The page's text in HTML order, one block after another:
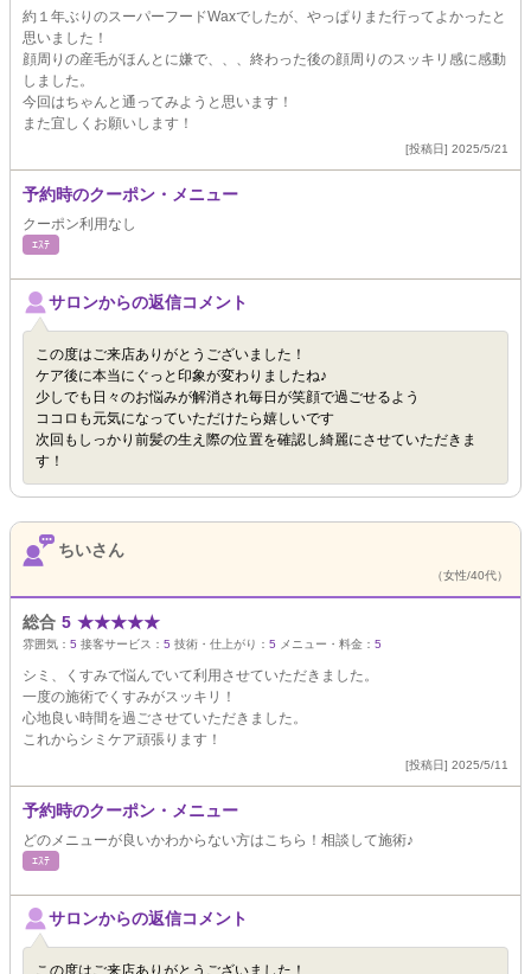
約１年ぶりのスーパーフードWaxでしたが、やっぱりまた行ってよかったと
思いました！
顔周りの産毛がほんとに嫌で、、、終わった後の顔周りのスッキリ感に感動
しました。
今回はちゃんと通ってみようと思います！
また宜しくお願いします！
[投稿日] 2025/5/21
予約時のクーポン・メニュー
クーポン利用なし
ｴｽﾃ
サロンからの返信コメント
この度はご来店ありがとうございました！
ケア後に本当にぐっと印象が変わりましたね♪
少しでも日々のお悩みが解消され毎日が笑顔で過ごせるよう
ココロも元気になっていただけたら嬉しいです
次回もしっかり前髪の生え際の位置を確認し綺麗にさせていただきま
す！
ちいさん
（女性/40代）
総合 5 ★★★★★
雰囲気： 5 接客サービス： 5 技術・仕上がり： 5 メニュー・料金： 5
シミ、くすみで悩んでいて利用させていただきました。
一度の施術でくすみがスッキリ！
心地良い時間を過ごさせていただきました。
これからシミケア頑張ります！
[投稿日] 2025/5/11
予約時のクーポン・メニュー
どのメニューが良いかわからない方はこちら！相談して施術♪
ｴｽﾃ
サロンからの返信コメント
この度はご来店ありがとうございました！